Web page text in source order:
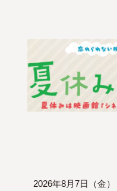
2026年8月7日（金